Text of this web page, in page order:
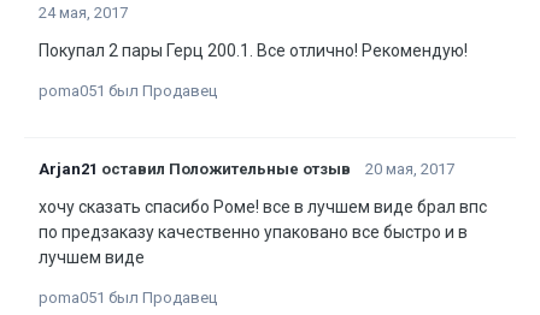
24 мая, 2017
Покупал 2 пары Герц 200.1. Все отлично! Рекомендую!
poma051 был Продавец
Arjan21 оставил Положительные отзыв 20 мая, 2017
хочу сказать спасибо Роме! все в лучшем виде брал впс
по предзаказу качественно упаковано все быстро и в
лучшем виде
poma051 был Продавец